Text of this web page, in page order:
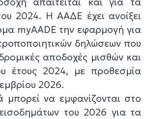
2024. Η ΑΑΔΕ έχει ανοίξει
myAADE την εφαρμογή για
δηλώσεων που
αποδοχές μισθών και
έτους 2024, με προθεσμία
2026.
να εμφανίζονται στο
του 2026 για τα